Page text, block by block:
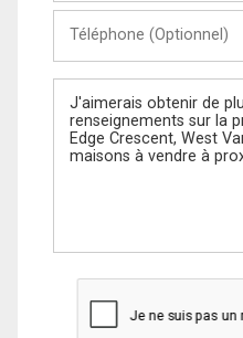
(Optionnel)
Message